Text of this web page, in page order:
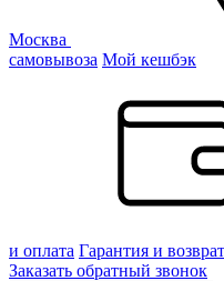
Москва
самовывоза Мой кешбэк
и оплата Гарантия и
Заказать обратный звонок